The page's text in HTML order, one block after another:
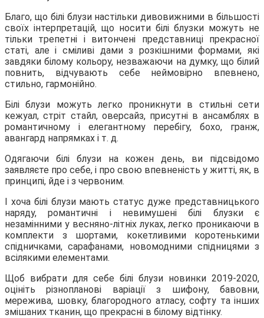
Благо, що білі блузи настільки дивовижними в більшості
своїх інтерпретацій, що носити білі блузки можуть не
тільки трепетні і витончені представниці прекрасної
статі, але і сміливі дами з розкішними формами, які
завдяки білому кольору, незважаючи на думку, що білий
повнить, відчувають себе неймовірно впевнено,
стильно, гармонійно.
Білі блузи можуть легко проникнути в стильні сети
кежуал, стріт стайл, оверсайз, присутні в ансамблях в
романтичному і елегантному перебігу, бохо, гранж,
авангард напрямках і т. д.
Одягаючи білі блузи на кожен день, ви підсвідомо
заявляєте про себе, і про свою впевненість у житті, як, в
принципі, йде і з червоним.
І хоча білі блузи мають статус дуже представницького
наряду, романтичні і невимушені білі блузки є
незамінними у весняно-літніх луках, легко проникаючи в
комплекти з шортами, кокетливими коротенькими
спідничками, сарафанами, новомодними спідницями з
всілякими елементами.
Щоб вибрати для себе білі блузи новинки 2019-2020,
оцініть різнопланові варіації з шифону, бавовни,
мережива, шовку, благородного атласу, софту та інших
змішаних тканин, що прекрасні в білому відтінку.